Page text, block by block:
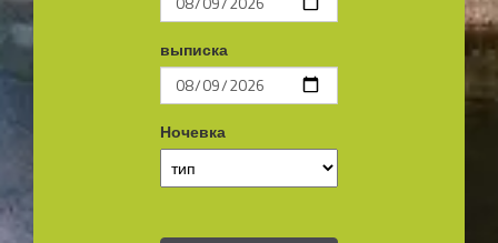
выписка
Ночевка